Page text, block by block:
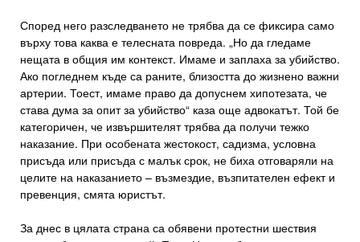
Според него разследването не трябва да се фиксира само
върху това каква е телесната повреда. „Но да гледаме
нещата в общия им контекст. Имаме и заплаха за убийство.
Ако погледнем къде са раните, близостта до жизнено важни
артерии. Тоест, имаме право да допуснем хипотезата, че
става дума за опит за убийство“ каза още адвокатът. Той бе
категоричен, че извършителят трябва да получи тежко
наказание. При особената жестокост, садизма, условна
присъда или присъда с малък срок, не биха отговаряли на
целите на наказанието – възмездие, възпитателен ефект и
превенция, смята юристът.
За днес в цялата страна са обявени протестни шествия